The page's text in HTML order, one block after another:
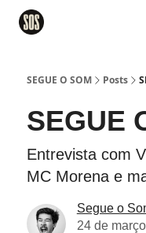
SEGUE O SOM Posts
SEGUE
Entrevista com
MC Morena e
Segue o
24 de